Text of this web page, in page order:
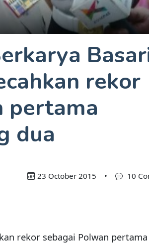
rekor
pertama
dua
23 October 2015 • 10
rekor sebagai Polwan